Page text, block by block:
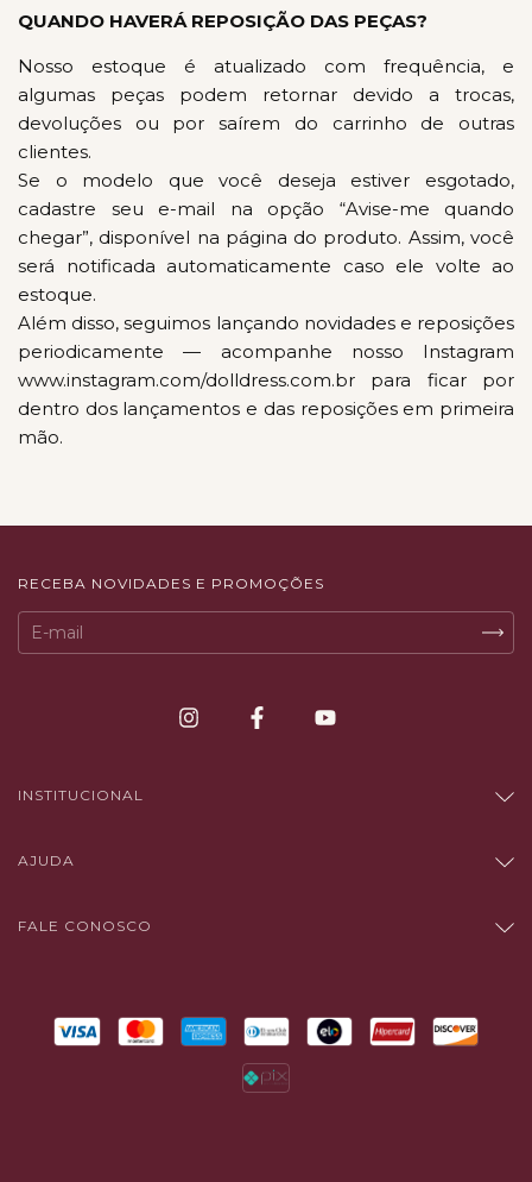
QUANDO HAVERÁ REPOSIÇÃO DAS PEÇAS?
Nosso estoque é atualizado com frequência, e
algumas peças podem retornar devido a trocas,
devoluções ou por saírem do carrinho de outras
clientes.
Se o modelo que você deseja estiver esgotado,
cadastre seu e-mail na opção “Avise-me quando
chegar”, disponível na página do produto. Assim, você
será notificada automaticamente caso ele volte ao
estoque.
Além disso, seguimos lançando novidades e reposições
periodicamente — acompanhe nosso Instagram
www.instagram.com/dolldress.com.br para ficar por
dentro dos lançamentos e das reposições em primeira
mão.
RECEBA NOVIDADES E PROMOÇÕES
INSTITUCIONAL
AJUDA
FALE CONOSCO